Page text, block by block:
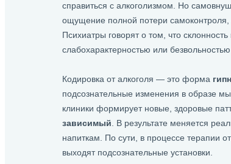
справиться с алкоголизмом. Но
ощущение полной потери самоконтроля,
Психиатры говорят о том, что
слабохарактерностью или безвольностью
Кодировка от алкоголя — это форма
подсознательные изменения в образе
клиники формирует новые, здоровые
зависимый . В результате меняется
напиткам. По сути, в процессе терапии
выходят подсознательные установки.